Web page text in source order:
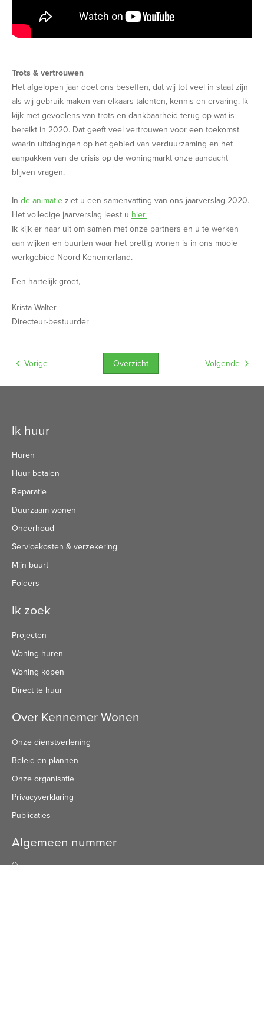
Trots & vertrouwen
Het afgelopen jaar doet ons beseffen, dat wij tot veel in staat zijn
als wij gebruik maken van elkaars talenten, kennis en ervaring. Ik
kijk met gevoelens van trots en dankbaarheid terug op wat is
bereikt in 2020. Dat geeft veel vertrouwen voor een toekomst
waarin uitdagingen op het gebied van verduurzaming en het
aanpakken van de crisis op de woningmarkt onze aandacht
blijven vragen.
In de animatie ziet u een samenvatting van ons jaarverslag 2020.
Het volledige jaarverslag leest u hier.
Ik kijk er naar uit om samen met onze partners en u te werken
aan wijken en buurten waar het prettig wonen is in ons mooie
werkgebied Noord-Kenemerland.
Een hartelijk groet,
Krista Walter
Directeur-bestuurder
Volgende
Overzicht
Vorige
Contactinformatie
Ik huur
Huren
Huur betalen
Reparatie
Duurzaam wonen
Onderhoud
Servicekosten & verzekering
Mijn buurt
Folders
Ik zoek
Projecten
Woning huren
Woning kopen
Direct te huur
Over Kennemer Wonen
Onze dienstverlening
Beleid en plannen
Onze organisatie
Privacyverklaring
Publicaties
Algemeen nummer
Algemeen Nummer